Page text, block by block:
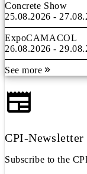
Concrete Show
25.08.2026 -
ExpoCAMACOL
26.08.2026 -
See more
CPI-Newsletter
Subscribe to the